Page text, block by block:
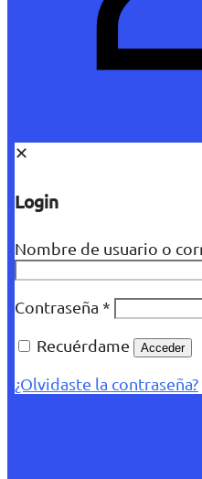
✕
Login
Nombre de usuario o
Contraseña *
Recuérdame
Acceder
¿Olvidaste la contraseña?